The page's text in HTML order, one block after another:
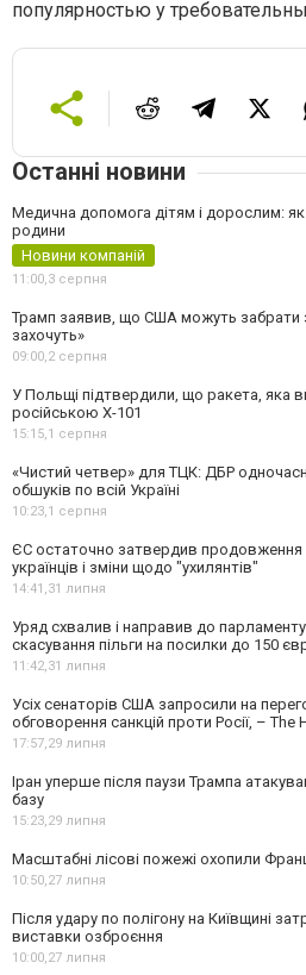
популярностью у
Останні новини
Медична допомога дітям і дорослим: як
родини
Новини компаній
11:00,3 серпня
Трамп заявив, що США можуть забрати
захочуть»
09:00,2 серпня
У Польщі підтвердили, що ракета, яка
російською Х-101
15:15,1 серпня
«Чистий четвер» для ТЦК: ДБР
обшуків по всій Україні
10:23,1 серпня
ЄС остаточно затвердив продовження
українців і зміни щодо "ухилянтів"
14:41,31 липня
Уряд схвалив і направив до
скасування пільги на посилки до 150
11:42,31 липня
Усіх сенаторів США запросили на
обговорення санкцій проти Росії, – The
17:57,29 липня
Іран уперше після паузи Трампа
базу
15:23,29 липня
Масштабні лісові пожежі охопили
10:50,27 липня
Після удару по полігону на Київщині
виставки озброєння
10:00,27 липня